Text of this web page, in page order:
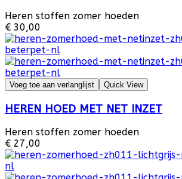
Heren stoffen zomer hoeden
€ 30,00
Voeg toe aan verlanglijst Quick View
HEREN HOED MET NET INZET
Heren stoffen zomer hoeden
€ 27,00